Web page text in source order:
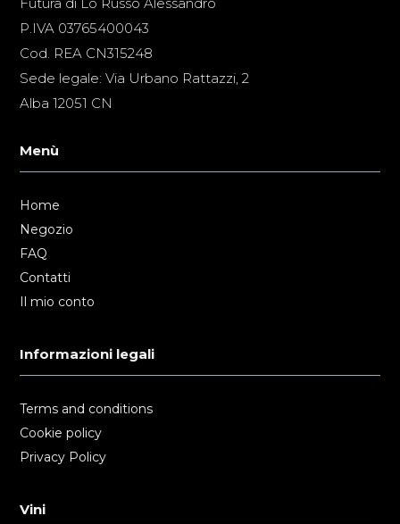
P.IVA 03765400043
Cod. REA CN315248
Sede legale: Via Urbano Rattazzi, 2
Alba 12051 CN
Menù
Home
Negozio
FAQ
Contatti
Il mio conto
Informazioni legali
Terms and conditions
Cookie policy
Privacy Policy
Vini